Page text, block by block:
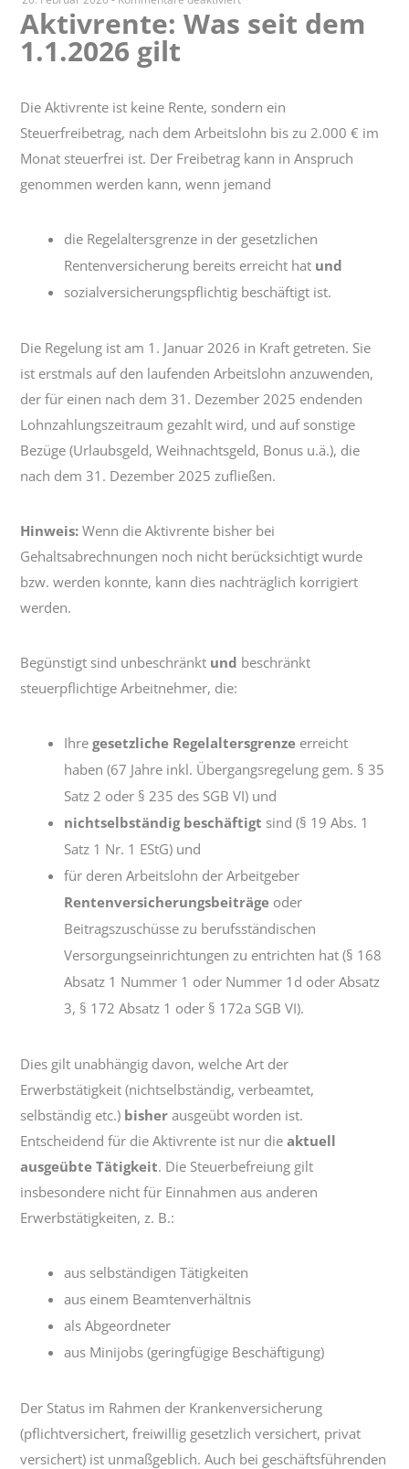
Aktivrente:
1.1.2026
gilt
Aktivrente: Was seit dem
1.1.2026 gilt
Die Aktivrente ist keine Rente, sondern ein
Steuerfreibetrag, nach dem Arbeitslohn bis zu 2.000 € im
Monat steuerfrei ist. Der Freibetrag kann in Anspruch
genommen werden kann, wenn jemand
die Regelaltersgrenze in der gesetzlichen
Rentenversicherung bereits erreicht hat und
sozialversicherungspflichtig beschäftigt ist.
Die Regelung ist am 1. Januar 2026 in Kraft getreten. Sie
ist erstmals auf den laufenden Arbeitslohn anzuwenden,
der für einen nach dem 31. Dezember 2025 endenden
Lohnzahlungszeitraum gezahlt wird, und auf sonstige
Bezüge (Urlaubsgeld, Weihnachtsgeld, Bonus u.ä.), die
nach dem 31. Dezember 2025 zufließen.
Hinweis: Wenn die Aktivrente bisher bei
Gehaltsabrechnungen noch nicht berücksichtigt wurde
bzw. werden konnte, kann dies nachträglich korrigiert
werden.
Begünstigt sind unbeschränkt und beschränkt
steuerpflichtige Arbeitnehmer, die:
Ihregesetzliche Regelaltersgrenze erreicht
haben (67 Jahre inkl. Übergangsregelung gem. § 35
Satz 2 oder § 235 des SGB VI) und
nichtselbständig beschäftigt sind (§ 19 Abs. 1
Satz 1 Nr. 1 EStG) und
für deren Arbeitslohn der Arbeitgeber
Rentenversicherungsbeiträge oder
Beitragszuschüsse zu berufsständischen
Versorgungseinrichtungen zu entrichten hat (§ 168
Absatz 1 Nummer 1 oder Nummer 1d oder Absatz
3, § 172 Absatz 1 oder § 172a SGB VI).
Dies gilt unabhängig davon, welche Art der
Erwerbstätigkeit (nichtselbständig, verbeamtet,
selbständig etc.) bisher ausgeübt worden ist.
Entscheidend für die Aktivrente ist nur dieaktuell
ausgeübte Tätigkeit. Die Steuerbefreiung gilt
insbesondere nicht für Einnahmen aus anderen
Erwerbstätigkeiten, z. B.:
aus selbständigen Tätigkeiten
aus einem Beamtenverhältnis
als Abgeordneter
aus Minijobs (geringfügige Beschäftigung)
Der Status im Rahmen der Krankenversicherung
(pflichtversichert, freiwillig gesetzlich versichert, privat
versichert) ist unmaßgeblich. Auch bei geschäftsführenden